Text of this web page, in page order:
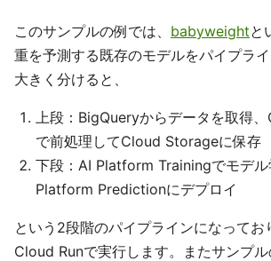
このサンプルの例では、 babyweightと
重を予測する既存のモデルをパイプライ
大きく分けると、
上段：BigQueryからデータを取得
で前処理してCloud Storageに保存
下段：AI Platform Trainingでモデル
Platform Predictionにデプロイ
という2段階のパイプラインになってお
Cloud Runで実行します。またサンプ